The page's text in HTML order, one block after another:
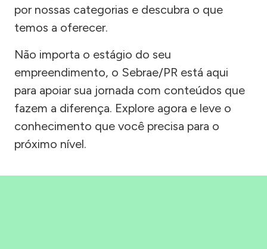
por nossas categorias e descubra o que
temos a oferecer.
Não importa o estágio do seu
empreendimento, o Sebrae/PR está aqui
para apoiar sua jornada com conteúdos que
fazem a diferença. Explore agora e leve o
conhecimento que você precisa para o
próximo nível.